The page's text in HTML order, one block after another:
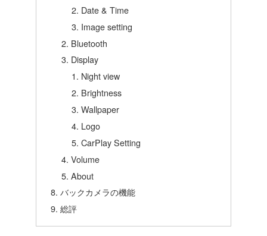
Date & Time
Image setting
Bluetooth
Display
Night view
Brightness
Wallpaper
Logo
CarPlay Setting
Volume
About
バックカメラの機能
総評